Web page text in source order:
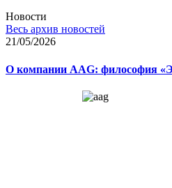
Новости
Весь архив новостей
21/05/2026
О компании AAG: философия